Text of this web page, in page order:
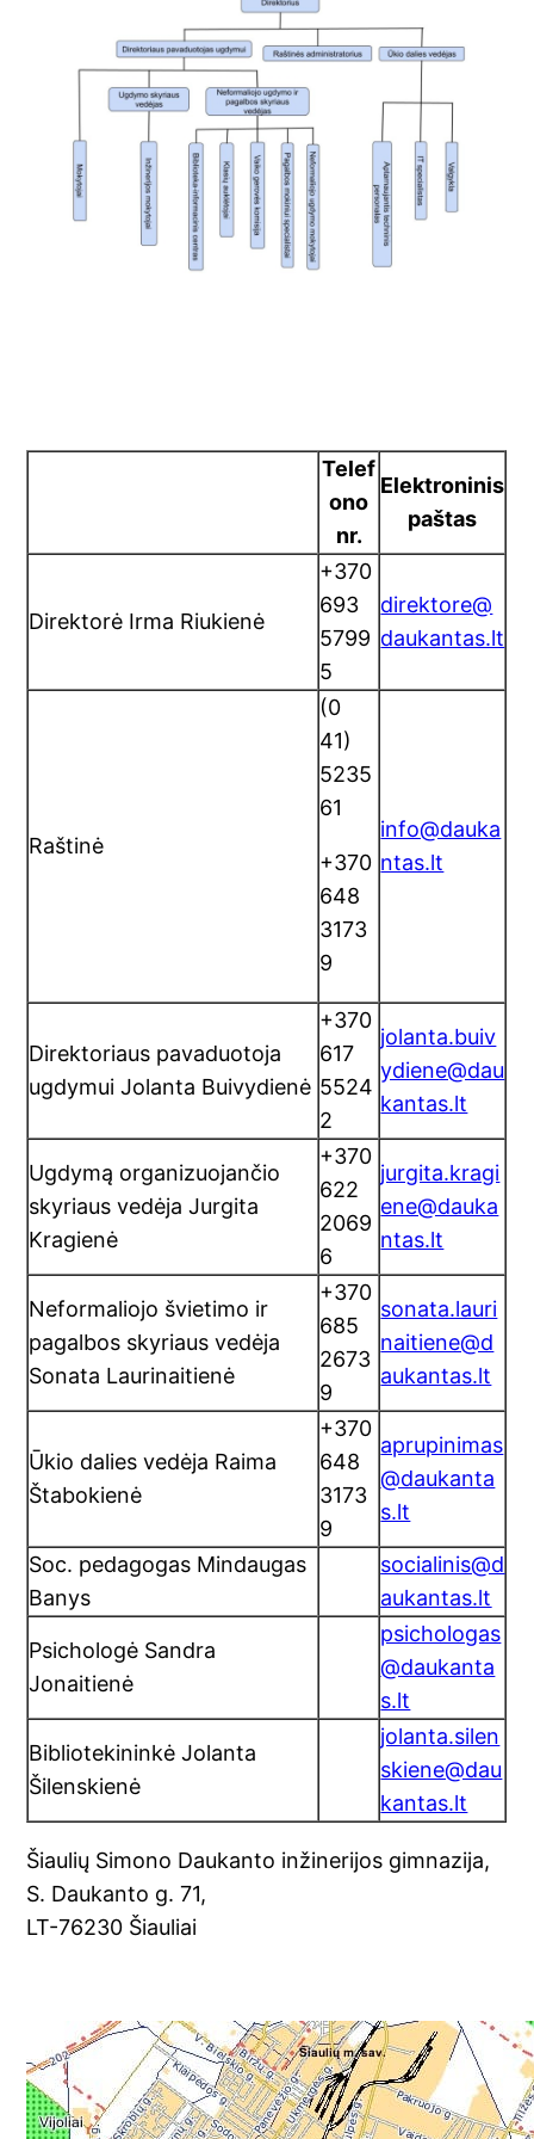
Telef
ono
nr.
Elektroninis
paštas
Direktorė Irma Riukienė
+370
693
5799
5
direktore@
daukantas.lt
Raštinė
(0
41)
5235
61
+370
648
3173
9
info@dauka
ntas.lt
Direktoriaus pavaduotoja
ugdymui Jolanta Buivydienė
+370
617
5524
2
jolanta.buiv
ydiene@dau
kantas.lt
Ugdymą organizuojančio
skyriaus vedėja Jurgita
Kragienė
+370
622
2069
6
jurgita.kragi
ene@dauka
ntas.lt
Neformaliojo švietimo ir
pagalbos skyriaus vedėja
Sonata Laurinaitienė
+370
685
2673
9
sonata.lauri
naitiene@d
aukantas.lt
Ūkio dalies vedėja Raima
Štabokienė
+370
648
3173
9
aprupinimas
@daukanta
s.lt
Soc. pedagogas Mindaugas
Banys
socialinis@d
aukantas.lt
Psichologė Sandra
Jonaitienė
psichologas
@daukanta
s.lt
Bibliotekininkė Jolanta
Šilenskienė
jolanta.silen
skiene@dau
kantas.lt
Šiaulių Simono Daukanto inžinerijos gimnazija,
S. Daukanto g. 71,
LT-76230 Šiauliai